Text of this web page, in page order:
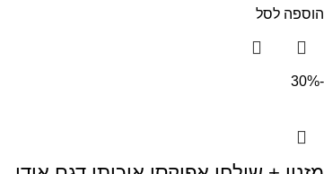
הוספה לסל
-30%